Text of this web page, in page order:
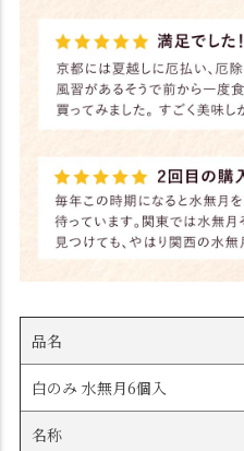
品名
白のみ 水無月6個入
名称